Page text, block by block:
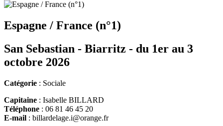
Espagne / France (n°1)
San Sebastian - Biarritz - du 1er au 3
octobre 2026
Catégorie : Sociale
Capitaine : Isabelle BILLARD
Téléphone : 06 81 46 45 20
E-mail : billardelage.i@orange.fr